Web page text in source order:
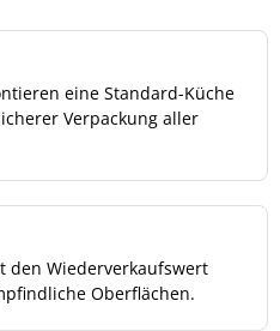
eine Standard-Küche
Verpackung aller
den Wiederverkaufswert
Oberflächen.